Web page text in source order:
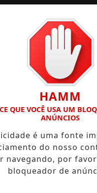
EM SEIS FUNÇÕES E
GERAL
HAMM
QUE VOCÊ USA UM
ANÚNCIOS
é uma fonte
do nosso
navegando, por
bloqueador de